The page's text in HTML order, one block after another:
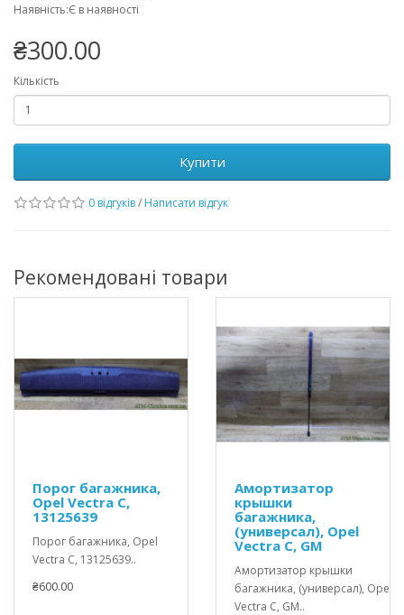
Наявність:Є в наявності
₴300.00
Кількість
Купити
0 відгуків/ Написати відгук
Рекомендовані товари
Порог багажника,
Opel Vectra C,
13125639
Порог багажника, Opel
Vectra C, 13125639..
₴600.00
Амортизатор
крышки
багажника,
(универсал), Opel
Vectra C, GM
Амортизатор крышки
багажника, (универсал), Opel
Vectra C, GM..